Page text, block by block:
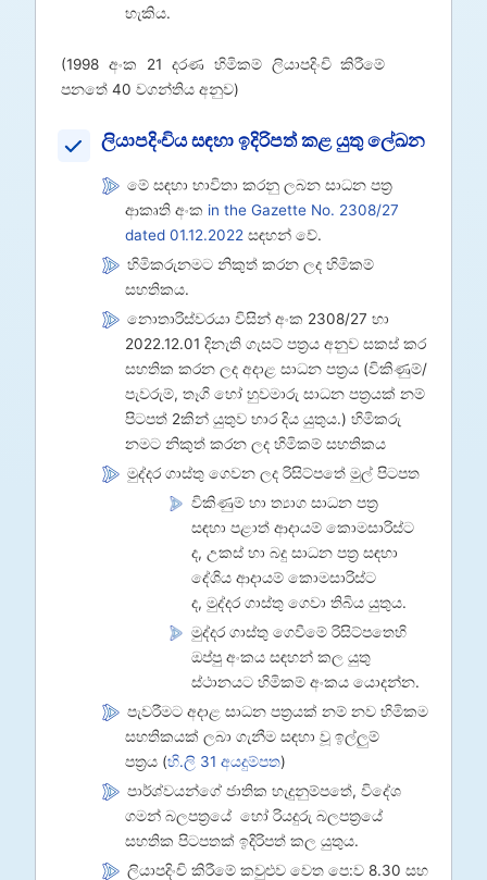
හැකිය.
(1998 අංක 21 දරණ හිමිකම් ලියාපදිංචි කිරීමේ
පනතේ 40 වගන්තිය අනුව)
ලියාපදිංචිය සඳහා ඉදිරිපත් කළ යුතු ලේඛන
මේ සඳහා භාවිතා කරනු ලබන සාධන පත්‍ර
ආකෘති අංක in the Gazette No. 2308/27
dated 01.12.2022 සඳහන් වේ.
හිමිකරුනමට නිකුත් කරන ලද හිමිකම්
සහතිකය.
නොතාරිස්වරයා විසින් අංක 2308/27 හා
2022.12.01 දිනැති ගැසට් පත්‍රය අනුව සකස් කර
සහතික කරන ලද අදාළ සාධන පත්‍රය (විකිණුම්/
පැවරුම්, තෑගි හෝ හුවමාරු සාධන පත්‍රයක් නම්
පිටපත් ‍2කින් යුතුව භාර දිය යුතුය.) හිමිකරු
නමට නිකුත් කරන ලද හිමිකම් සහතිකය
මුද්දර ගාස්තු ගෙවන ලද රිසිට්පතේ මුල් පිටපත
විකිණුම් හා ත්‍යාග සාධන පත්‍ර
සඳහා පළාත් ආදායම් කොමසාරිස්ට
ද, උකස් හා බදු සාධන පත්‍ර සඳහා
දේශිය ආදායම් කොමසාරිස්ට
ද, මුද්දර ගාස්තු ගෙවා තිබිය යුතුය.
මුද්දර ගාස්තු ගෙවීමේ රිසිට්ප‍තෙහි
ඔප්පු අංකය සඳහන් කල යුතු
ස්ථානයට හිමිකම් අංකය යොදන්න.
පැවරීමට අදාළ සාධන පත්‍රයක් නම් නව හිමිකම
සහතිකයක් ලබා ගැනීම සඳහා වූ ඉල්ලුම්
පත්‍රය (හි.ලි 31 අයදුම්පත)
පාර්ශ්වයන්ගේ ජාතික හැදුනුම්පතේ, විදේශ
ගමන් බලපත්‍රයේ හෝ රියදුරු බලපත්‍රයේ
සහතික පිටපතක් ඉදිරිපත් කල යුතුය.
ලියාපදිංචි කිරීමේ කවුළුව වෙත පෙ:ව 8.30 සහ